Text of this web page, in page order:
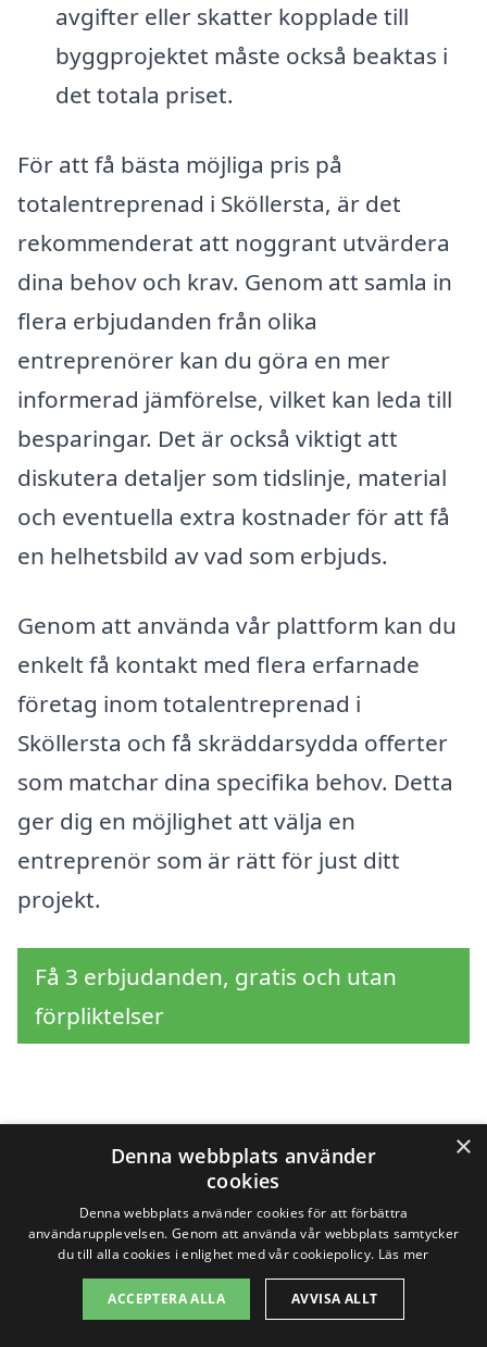
avgifter eller skatter kopplade till
byggprojektet måste också beaktas i
det totala priset.
För att få bästa möjliga pris på
totalentreprenad i Sköllersta, är det
rekommenderat att noggrant utvärdera
dina behov och krav. Genom att samla in
flera erbjudanden från olika
entreprenörer kan du göra en mer
informerad jämförelse, vilket kan leda till
besparingar. Det är också viktigt att
diskutera detaljer som tidslinje, material
och eventuella extra kostnader för att få
en helhetsbild av vad som erbjuds.
Genom att använda vår plattform kan du
enkelt få kontakt med flera erfarnade
företag inom totalentreprenad i
Sköllersta och få skräddarsydda offerter
som matchar dina specifika behov. Detta
ger dig en möjlighet att välja en
entreprenör som är rätt för just ditt
projekt.
Få 3 erbjudanden, gratis och utan
förpliktelser
Sök efter en
professionell för
totalentreprenad i
andra städer nära
×
Denna webbplats använder
cookies
Denna webbplats använder cookies för att förbättra
användarupplevelsen. Genom att använda vår webbplats samtycker
du till alla cookies i enlighet med vår cookiepolicy. Läs mer
ACCEPTERA ALLA AVVISA ALLT